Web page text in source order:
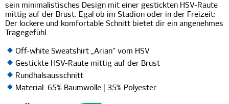
sein minimalistisches Design mit einer gestickten HSV-Raute
mittig auf der Brust. Egal ob im Stadion oder in der Freizeit:
Der lockere und komfortable Schnitt bietet dir ein angenehmes
Tragegefühl.
Off-white Sweatshirt „Arian“ vom HSV
Gestickte HSV-Raute mittig auf der Brust
Rundhalsausschnitt
Material: 65% Baumwolle | 35% Polyester